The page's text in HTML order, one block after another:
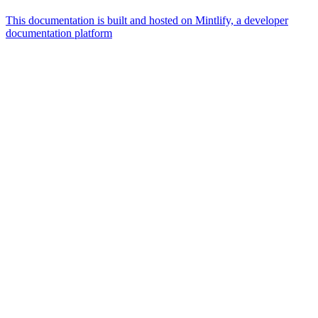
This documentation is built and hosted on Mintlify, a developer
documentation platform